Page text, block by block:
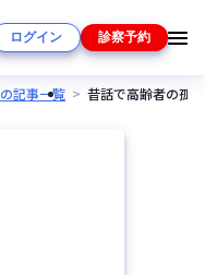
ログイン 診察予約
記事一覧 昔話で高齢者の孤